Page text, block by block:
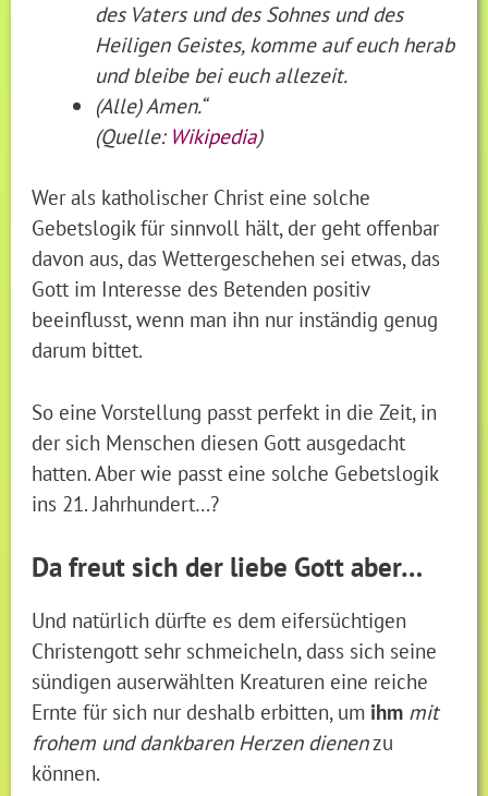
des Vaters und des Sohnes und des
Heiligen Geistes, komme auf euch herab
und bleibe bei euch allezeit.
(Alle) Amen.“
(Quelle: Wikipedia)
Wer als katholischer Christ eine solche
Gebetslogik für sinnvoll hält, der geht offenbar
davon aus, das Wettergeschehen sei etwas, das
Gott im Interesse des Betenden positiv
beeinflusst, wenn man ihn nur inständig genug
darum bittet.
So eine Vorstellung passt perfekt in die Zeit, in
der sich Menschen diesen Gott ausgedacht
hatten. Aber wie passt eine solche Gebetslogik
ins 21. Jahrhundert…?
Da freut sich der liebe Gott aber…
Und natürlich dürfte es dem eifersüchtigen
Christengott sehr schmeicheln, dass sich seine
sündigen auserwählten Kreaturen eine reiche
Ernte für sich nur deshalb erbitten, um ihm mit
frohem und dankbaren Herzen dienenzu
können.